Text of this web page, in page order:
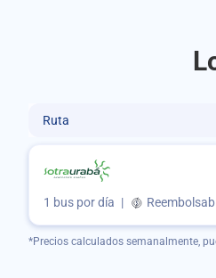
Ruta
1 bus por día |
*Precios calculados semanalmente,